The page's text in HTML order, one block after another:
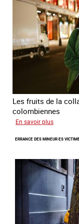
Les fruits de la
colombiennes
En savoir plus
la
en
avec
Colombie
ERRANCE DES MINEUR·ES